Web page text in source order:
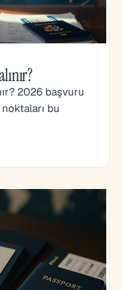
2026 başvuru
bu